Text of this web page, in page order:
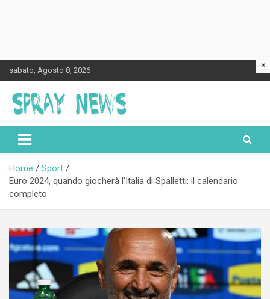
to
content
sabato, Agosto 8, 2026
Spraynews.it
Home
Sport
Euro 2024, quando giocherà l’Italia di Spalletti: il calendario
completo
×